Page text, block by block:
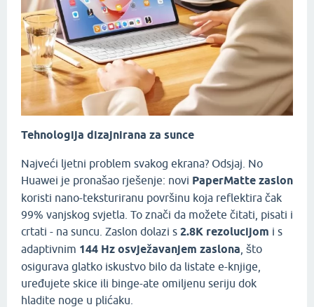
Tehnologija dizajnirana za sunce
Najveći ljetni problem svakog ekrana? Odsjaj. No
Huawei je pronašao rješenje: novi PaperMatte zaslon
koristi nano-teksturiranu površinu koja reflektira čak
99% vanjskog svjetla. To znači da možete čitati, pisati i
crtati - na suncu. Zaslon dolazi s 2.8K rezolucijom i s
adaptivnim 144 Hz osvježavanjem zaslona , što
osigurava glatko iskustvo bilo da listate e-knjige,
uređujete skice ili binge-ate omiljenu seriju dok
hladite noge u plićaku.